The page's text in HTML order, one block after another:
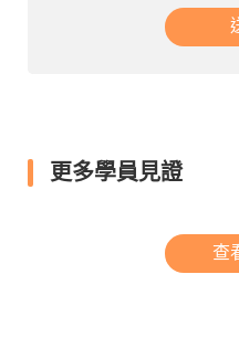
更多學員見證
查